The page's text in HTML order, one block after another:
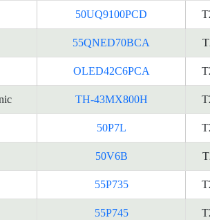
50UQ9100PCD
55QNED70BCA
OLED42C6PCA
TH-43MX800H
50P7L
50V6B
55P735
55P745